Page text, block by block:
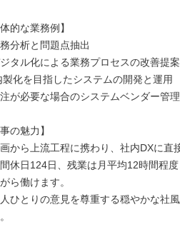
体的な業務例】
務分析と問題点抽出
ジタル化による業務プロセスの改善提案
製化を目指したシステムの開発と運用
注が必要な場合のシステムベンダー管理
事の魅力】
画から上流工程に携わり、社内DXに直
間休日124日、残業は月平均12時間程
ら働けます。
人ひとりの意見を尊重する穏やかな社